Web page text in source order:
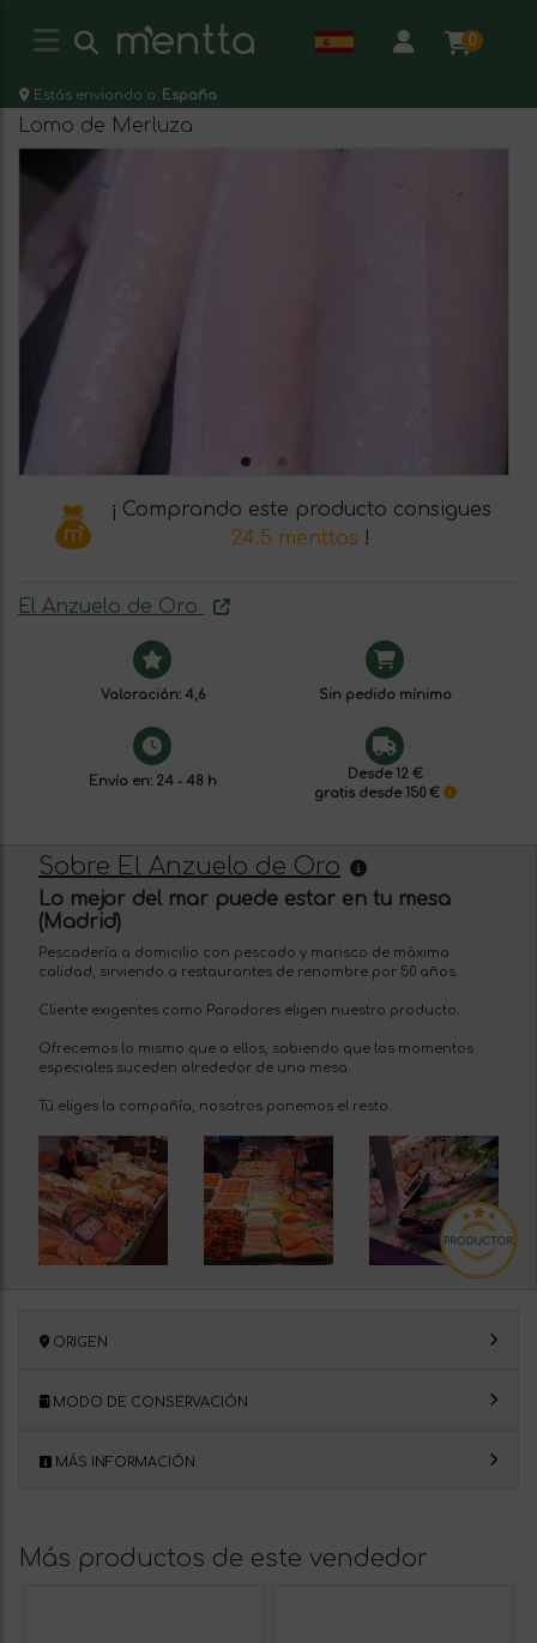
0
Estás enviando a: España
Lomo de Merluza
¡ Comprando este producto consigues
24.5 menttos !
El Anzuelo de Oro
Valoración: 4,6 Sin pedido mínimo
Envío en: 24 - 48 h
Desde 12 €
gratis desde 150 €
Sobre El Anzuelo de Oro
Lo mejor del mar puede estar en tu mesa
(Madrid)
Pescadería a domicilio con pescado y marisco de máxima
calidad, sirviendo a restaurantes de renombre por 50 años.
Cliente exigentes como Paradores eligen nuestro producto.
Ofrecemos lo mismo que a ellos, sabiendo que los momentos
especiales suceden alrededor de una mesa.
Tú eliges la compañía, nosotros ponemos el resto.
ORIGEN
MODO DE CONSERVACIÓN
MÁS INFORMACIÓN
Más productos de este vendedor